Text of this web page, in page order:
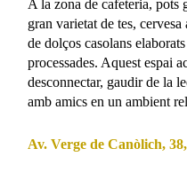
A la zona de cafeteria, pots
gran varietat de tes,
de dolços casolans
processades. Aquest espai
desconnectar, gaudir de la
amb amics en un ambient
Av. Verge de Canòlich,